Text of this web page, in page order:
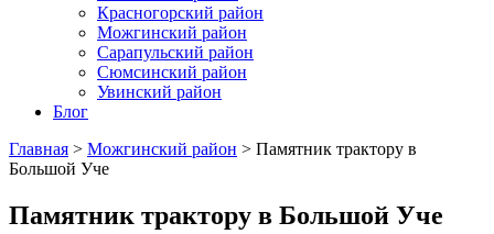
Красногорский район
Можгинский район
Сарапульский район
Сюмсинский район
Увинский район
Блог
Главная > Можгинский район > Памятник трактору в
Большой Уче
Памятник трактору в Большой Уче